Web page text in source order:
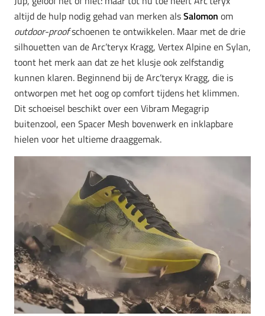
altijd de hulp nodig gehad van merken alsSalomon om
outdoor-proofschoenen te ontwikkelen. Maar met de drie
silhouetten van de Arc’teryx Kragg, Vertex Alpine en Sylan,
toont het merk aan dat ze het klusje ook zelfstandig
kunnen klaren. Beginnend bij de Arc’teryx Kragg, die is
ontworpen met het oog op comfort tijdens het klimmen.
Dit schoeisel beschikt over een Vibram Megagrip
buitenzool, een Spacer Mesh bovenwerk en inklapbare
hielen voor het ultieme draaggemak.